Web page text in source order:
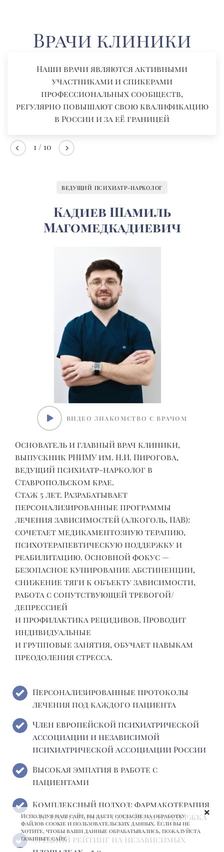
Врачи клиники
Наши врачи являются активными
участниками и спикерами
профессиональных сообществ,
регулярно повышают свою квалификацию
в России и за её границей
1 / 10
ВЕДУЩИЙ ПСИХИАТР-НАРКОЛОГ
Кадиев Шамиль
Магомедкадиевич
ВИДЕО ЗНАКОМСТВО С ВРАЧОМ
Основатель и главный врач клиники,
выпускник РНИМУ им. Н.И. Пирогова,
ведущий психиатр-нарколог в
Ставропольском крае.
Стаж 5 лет. Разрабатывает
персонализированные программы
лечения зависимостей (алкоголь, ПАВ):
сочетает медикаментозную терапию,
психотерапевтическую поддержку и
реабилитацию. Основной фокус —
безопасное купирование абстиненции,
снижение тяги к объекту зависимости,
работа с сопутствующей тревогой/
депрессией
и профилактика рецидивов. Проводит
индивидуальные
и групповые занятия, обучает навыкам
преодоления стресса.
Персонализированные протоколы
лечения под каждого пациента
Член европейской психиатрической
ассоциации и независимой
психиатрической ассоциации России
Высокая эмпатия в работе с
пациентами
Комплексный подход: фармакотерапия
+ психотерапия + семейная поддержка
Средний рейтинг на независимых
Используя наш сайт, вы даете согласие на обработку
файлов cookie и пользовательских данных. Если вы не
хотите, чтобы ваши данные обрабатывались, пожалуйста
покиньте сайт.